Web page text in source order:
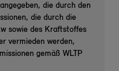
die durch den
die durch die
sowie des Kraftstoffes
vermieden werden,
gemäß WLTP